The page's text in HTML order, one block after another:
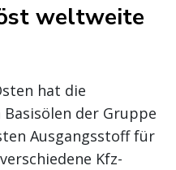
weltweite
hat die
der Gruppe
Ausgangsstoff für
Kfz-